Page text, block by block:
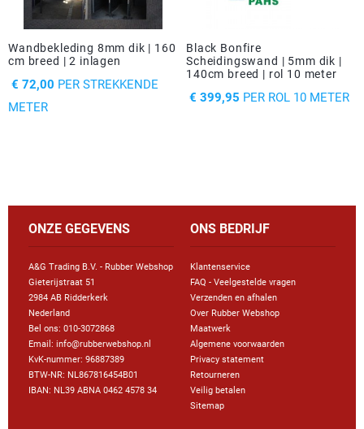
Wandbekleding 8mm dik | 160
cm breed | 2 inlagen
€ 72,00 PER STREKKENDE
METER
PRIJS
Black Bonfire
Scheidingswand | 5mm dik |
140cm breed | rol 10 meter
€ 399,95 PER ROL 10 METER
PRIJS
ONZE GEGEVENS
A&G Trading B.V. - Rubber Webshop
Gieterijstraat 51
2984 AB Ridderkerk
Nederland
Bel ons: 010-3072868
Email: info@rubberwebshop.nl
KvK-nummer: 96887389
BTW-NR: NL867816454B01
IBAN: NL39 ABNA 0462 4578 34
ONS BEDRIJF
Klantenservice
FAQ - Veelgestelde vragen
Verzenden en afhalen
Over Rubber Webshop
Maatwerk
Algemene voorwaarden
Privacy statement
Retourneren
Veilig betalen
Sitemap